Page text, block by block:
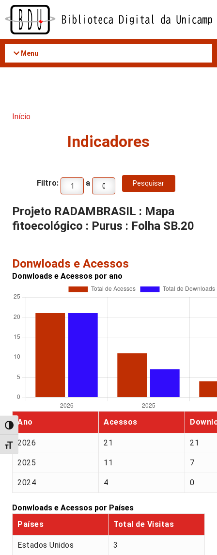
Acessar
conteúdo
Alternar alto contraste
Alternar tamanho da fonte
Menu
Início
Indicadores
Filtro: a
Projeto RADAMBRASIL : Mapa
fitoecológico : Purus : Folha SB.20
Donwloads e Acessos
Donwloads e Acessos por ano
Ano Acessos
2026 21 21
2025 11 7
2024 4 0
Donwloads e Acessos por Países
Países
Total de Visitas
Estados Unidos 3